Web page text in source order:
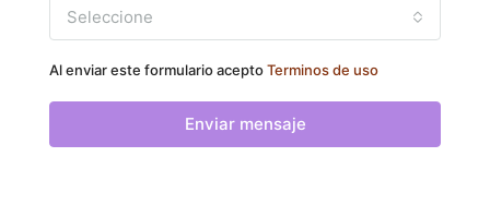
Seleccione
Al enviar este formulario aceptoTerminos de uso
Enviar mensaje